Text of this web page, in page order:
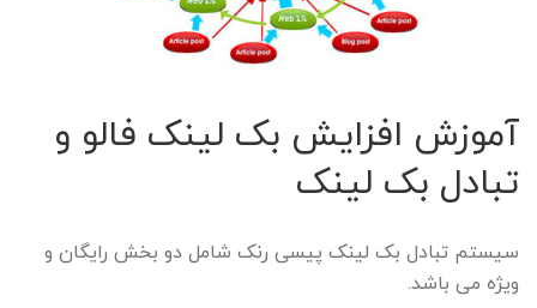
آموزش افزایش بک لینک فالو و
تبادل بک لینک
سیستم تبادل بک لینک پیسی رنک شامل دو بخش رایگان و
ویژه می باشد.